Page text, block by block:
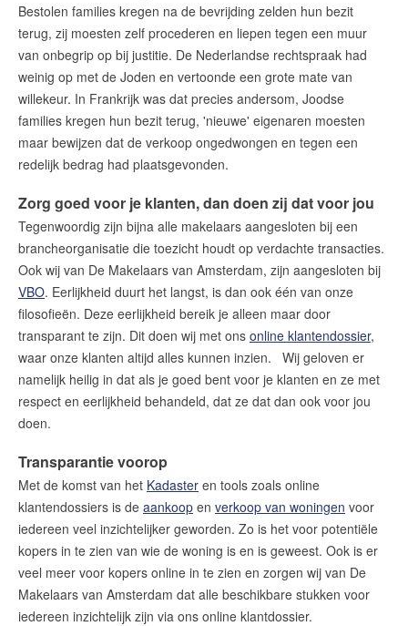
Bestolen families kregen na de bevrijding zelden hun bezit
terug, zij moesten zelf procederen en liepen tegen een muur
van onbegrip op bij justitie. De Nederlandse rechtspraak had
weinig op met de Joden en vertoonde een grote mate van
willekeur. In Frankrijk was dat precies andersom, Joodse
families kregen hun bezit terug, 'nieuwe' eigenaren moesten
maar bewijzen dat de verkoop ongedwongen en tegen een
redelijk bedrag had plaatsgevonden.
Zorg goed voor je klanten, dan doen zij dat voor jou
Tegenwoordig zijn bijna alle makelaars aangesloten bij een
brancheorganisatie die toezicht houdt op verdachte transacties.
Ook wij van De Makelaars van Amsterdam, zijn aangesloten bij
VBO. Eerlijkheid duurt het langst, is dan ook één van onze
filosofieën. Deze eerlijkheid bereik je alleen maar door
transparant te zijn. Dit doen wij met ons online klantendossier,
waar onze klanten altijd alles kunnen inzien. Wij geloven er
namelijk heilig in dat als je goed bent voor je klanten en ze met
respect en eerlijkheid behandeld, dat ze dat dan ook voor jou
doen.
Transparantie voorop
Met de komst van het Kadaster en tools zoals online
klantendossiers is de aankoop en verkoop van woningen voor
iedereen veel inzichtelijker geworden. Zo is het voor potentiële
kopers in te zien van wie de woning is en is geweest. Ook is er
veel meer voor kopers online in te zien en zorgen wij van De
Makelaars van Amsterdam dat alle beschikbare stukken voor
iedereen inzichtelijk zijn via ons online klantdossier.